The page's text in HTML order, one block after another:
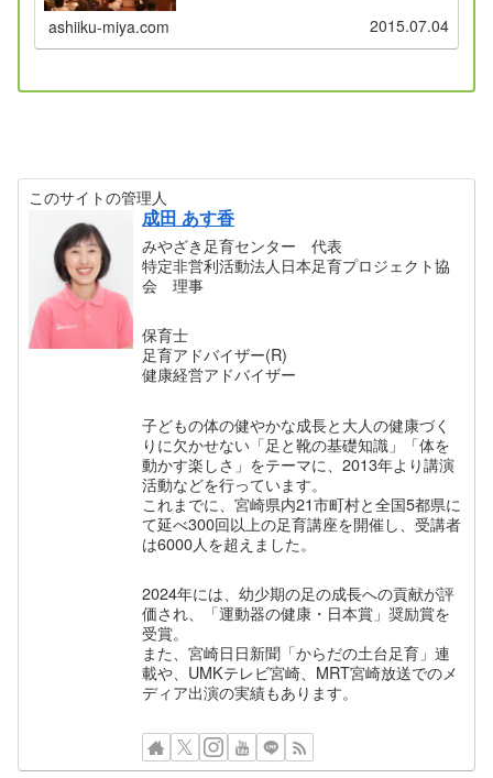
ashiiku-miya.com 2015.07.04
このサイトの管理人
成田 あす香
みやざき足育センター 代表
特定非営利活動法人日本足育プロジェクト協
会 理事
保育士
足育アドバイザー(R)
健康経営アドバイザー
子どもの体の健やかな成長と大人の健康づく
りに欠かせない「足と靴の基礎知識」「体を
動かす楽しさ」をテーマに、2013年より講演
活動などを行っています。
これまでに、宮崎県内21市町村と全国5都県に
て延べ300回以上の足育講座を開催し、受講者
は6000人を超えました。
2024年には、幼少期の足の成長への貢献が評
価され、「運動器の健康・日本賞」奨励賞を
受賞。
また、宮崎日日新聞「からだの土台足育」連
載や、UMKテレビ宮崎、MRT宮崎放送でのメ
ディア出演の実績もあります。